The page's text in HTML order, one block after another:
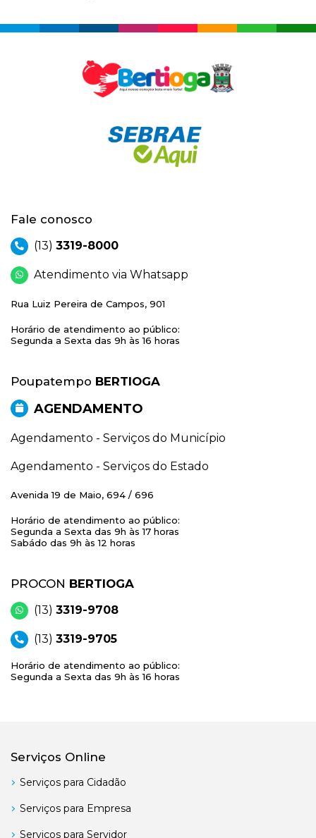
Fale conosco
(13) 3319-8000
Atendimento via Whatsapp
Rua Luiz Pereira de Campos, 901
Horário de atendimento ao público:
Segunda a Sexta das 9h às 16 horas
Poupatempo BERTIOGA
AGENDAMENTO
Agendamento - Serviços do Município
Agendamento - Serviços do Estado
Avenida 19 de Maio, 694 / 696
Horário de atendimento ao público:
Segunda a Sexta das 9h às 17 horas
Sabádo das 9h às 12 horas
PROCON BERTIOGA
(13) 3319-9708
(13) 3319-9705
Horário de atendimento ao público:
Segunda a Sexta das 9h às 16 horas
Serviços Online
Serviços para Cidadão
Serviços para Empresa
Serviços para Servidor